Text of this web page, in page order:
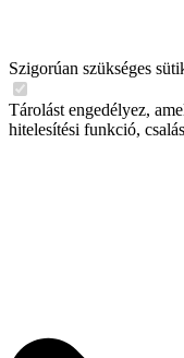
Szigorúan szükséges
Tárolást engedélyez,
hitelesítési funkció,